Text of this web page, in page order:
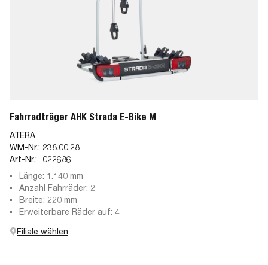
Fahrradträger AHK Strada E-Bike M
ATERA
WM-Nr.: 238.00.28
Art-Nr.:
022686
Länge: 1.140 mm
Anzahl Fahrräder: 2
Breite: 220 mm
Erweiterbare Räder auf: 4
Filiale wählen